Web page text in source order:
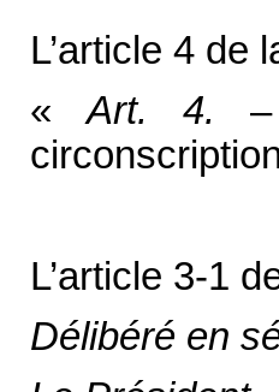
L’article 4 de
«Art. 4. –
L’article 3-1
Délibéré en